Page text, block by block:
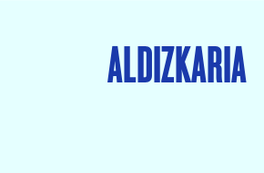
ALDIZKARIA